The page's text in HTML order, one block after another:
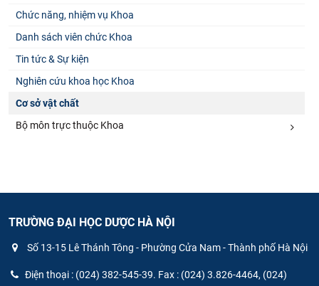
Chức năng, nhiệm vụ Khoa
Danh sách viên chức Khoa
Tin tức & Sự kiện
Nghiên cứu khoa học Khoa
Cơ sở vật chất
Bộ môn trực thuộc Khoa
TRƯỜNG ĐẠI HỌC DƯỢC HÀ NỘI
Số 13-15 Lê Thánh Tông - Phường Cửa Nam - Thành phố Hà Nội
Điện thoại : (024) 382-545-39. Fax : (024) 3.826-4464, (024)